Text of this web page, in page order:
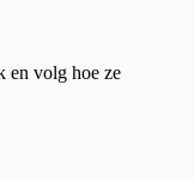
en volg hoe ze